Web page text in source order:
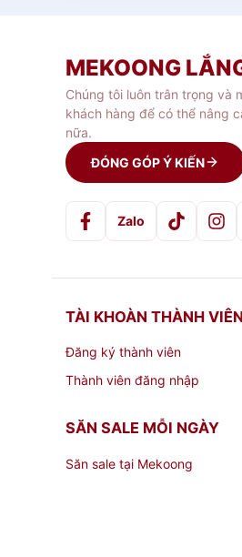
MEKOONG
Chúng tôi luôn trân trọng và
khách hàng để có thể nâng
nữa.
ĐÓNG GÓP Ý KIẾN
Zalo
TÀI KHOÀN THÀNH VIÊN
Đăng ký thành viên
Thành viên đăng nhập
SĂN SALE MỖI NGÀY
Săn sale tại Mekoong